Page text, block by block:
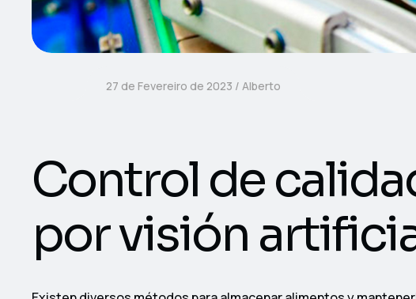
27 de Fevereiro de 2023 Alberto
Control de
por visión